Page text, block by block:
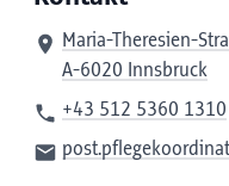
Maria-Theresien-
A-6020 Innsbruck
+43 512 5360 1310